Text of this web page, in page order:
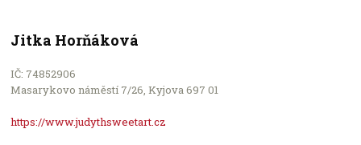
Počet podniků v nabídce: 2504
Jitka Horňáková
IČ: 74852906
Masarykovo náměstí 7/26, Kyjova 697 01
https://www.judythsweetart.cz